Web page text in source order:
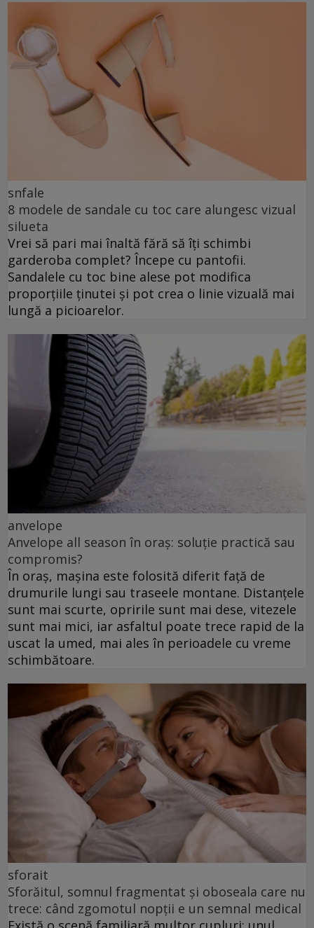
snfale
8 modele de sandale cu toc care alungesc vizual
silueta
Vrei să pari mai înaltă fără să îți schimbi
garderoba complet? Începe cu pantofii.
Sandalele cu toc bine alese pot modifica
proporțiile ținutei și pot crea o linie vizuală mai
lungă a picioarelor.
anvelope
Anvelope all season în oraș: soluție practică sau
compromis?
În oraș, mașina este folosită diferit față de
drumurile lungi sau traseele montane. Distanțele
sunt mai scurte, opririle sunt mai dese, vitezele
sunt mai mici, iar asfaltul poate trece rapid de la
uscat la umed, mai ales în perioadele cu vreme
schimbătoare.
sforait
Sforăitul, somnul fragmentat și oboseala care nu
trece: când zgomotul nopții e un semnal medical